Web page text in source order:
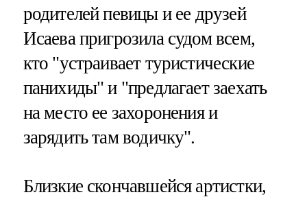
родителей певицы и ее друзей
Исаева пригрозила судом всем,
кто "устраивает туристические
панихиды" и "предлагает заехать
на место ее захоронения и
зарядить там водичку".
Близкие скончавшейся артистки,